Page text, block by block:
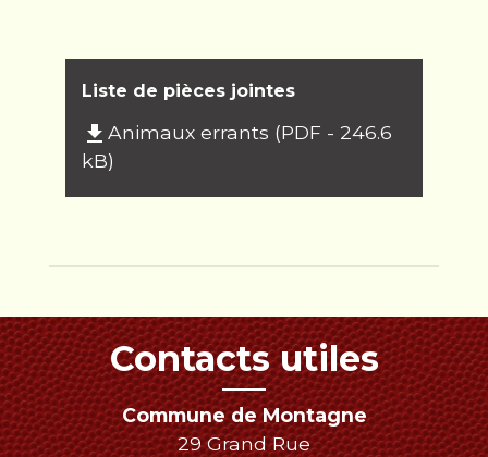
Liste de pièces jointes
file_download Animaux errants (PDF - 246.6
kB)
Contacts utiles
Commune de Montagne
29 Grand Rue